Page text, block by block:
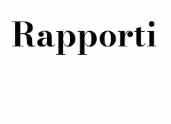
Rapporti